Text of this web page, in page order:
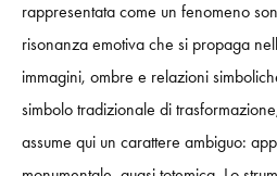
rappresentata come un fenomeno
risonanza emotiva che si propaga
immagini, ombre e relazioni
simbolo tradizionale di
assume qui un carattere ambiguo: